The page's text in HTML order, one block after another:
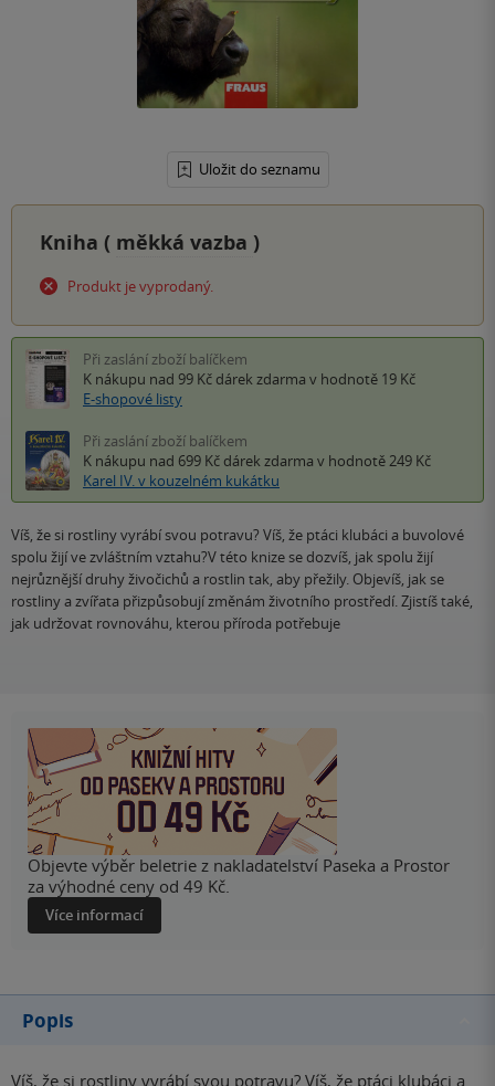
Uložit do seznamu
Kniha ( měkká vazba )
Produkt je vyprodaný.
Při zaslání zboží balíčkem
K nákupu nad 99 Kč dárek zdarma v hodnotě 19 Kč
E-shopové listy
Při zaslání zboží balíčkem
K nákupu nad 699 Kč dárek zdarma v hodnotě 249 Kč
Karel IV. v kouzelném kukátku
Víš, že si rostliny vyrábí svou potravu? Víš, že ptáci klubáci a buvolové
spolu žijí ve zvláštním vztahu?V této knize se dozvíš, jak spolu žijí
nejrůznější druhy živočichů a rostlin tak, aby přežily. Objevíš, jak se
rostliny a zvířata přizpůsobují změnám životního prostředí. Zjistíš také,
jak udržovat rovnováhu, kterou příroda potřebuje
Objevte výběr beletrie z nakladatelství Paseka a Prostor
za výhodné ceny od 49 Kč.
Více informací
Popis
Víš, že si rostliny vyrábí svou potravu? Víš, že ptáci klubáci a